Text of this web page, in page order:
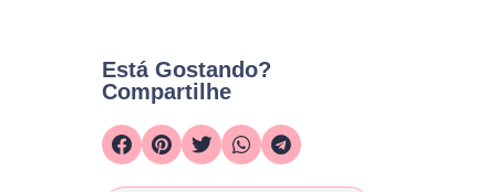
Está Gostando?
Compartilhe